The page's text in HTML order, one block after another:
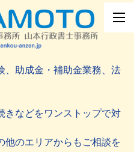
、助成金・補助金業務、法
きなどをワンストップで対
他のエリアからもご相談を